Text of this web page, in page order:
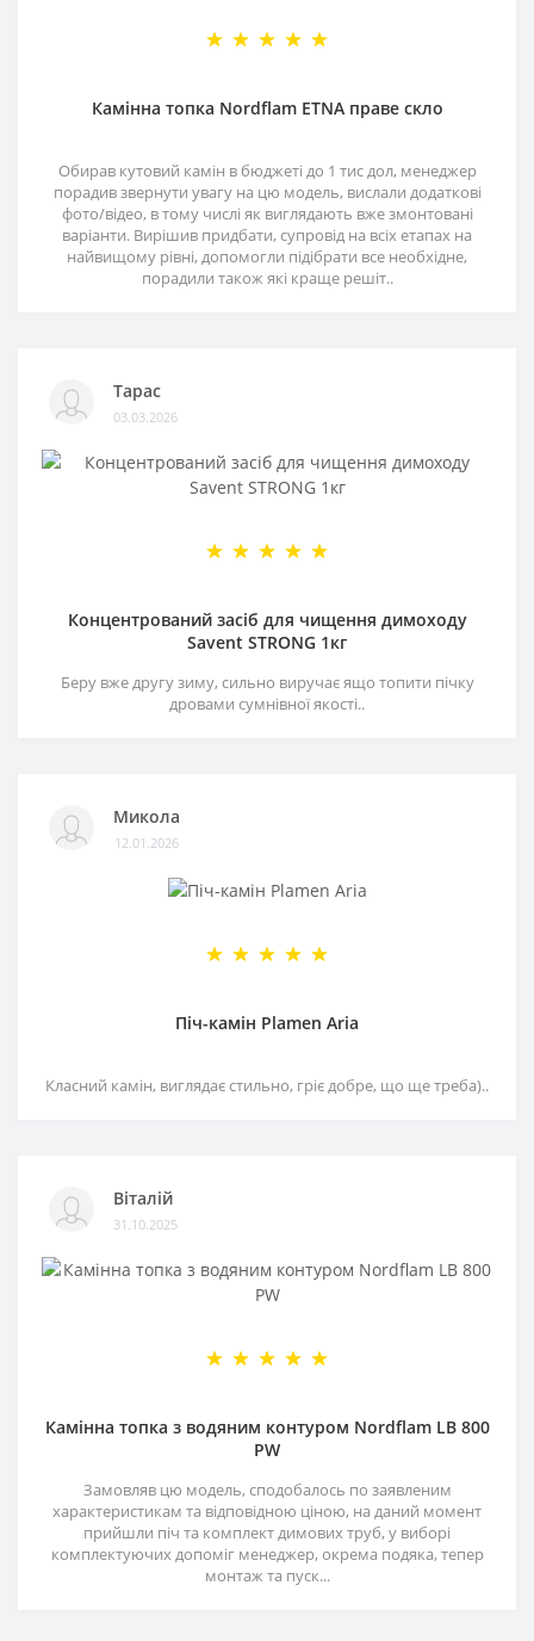
Камінна топка Nordflam ETNA праве скло
Обирав кутовий камін в бюджеті до 1 тис дол, менеджер
порадив звернути увагу на цю модель, вислали додаткові
фото/відео, в тому числі як виглядають вже змонтовані
варіанти. Вирішив придбати, супровід на всіх етапах на
найвищому рівні, допомогли підібрати все необхідне,
порадили також які краще решіт..
Тарас
03.03.2026
Концентрований засіб для чищення димоходу
Savent STRONG 1кг
Беру вже другу зиму, сильно виручає ящо топити пічку
дровами сумнівної якості..
Микола
12.01.2026
Піч-камін Plamen Aria
Класний камін, виглядає стильно, гріє добре, що ще треба)..
Віталій
31.10.2025
Камінна топка з водяним контуром Nordflam LB 800
PW
Замовляв цю модель, сподобалось по заявленим
характеристикам та відповідною ціною, на даний момент
прийшли піч та комплект димових труб, у виборі
комплектуючих допоміг менеджер, окрема подяка, тепер
монтаж та пуск...